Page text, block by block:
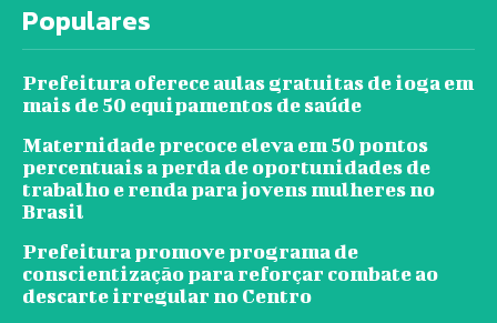
Populares
Prefeitura oferece aulas gratuitas de ioga em
mais de 50 equipamentos de saúde
Maternidade precoce eleva em 50 pontos
percentuais a perda de oportunidades de
trabalho e renda para jovens mulheres no
Brasil
Prefeitura promove programa de
conscientização para reforçar combate ao
descarte irregular no Centro